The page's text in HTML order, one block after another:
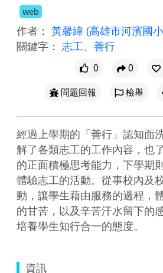
web
作者： 黃馨緯 (高雄市河濱國
關鍵字： 志工、 善行
0 0
問題回報
檢舉
經過上學期的「善行」認知面
解了各類志工的工作內容，也
的正面積極思考能力，下學期
體驗志工的活動。從事校內及
動，讓學生藉由服務的過程，
的甘苦，以及辛苦汗水留下的
培養學生知行合一的態度。
資訊